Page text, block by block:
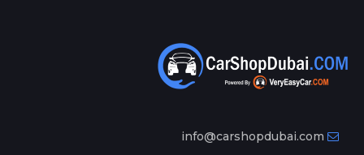
info@carshopdubai.com